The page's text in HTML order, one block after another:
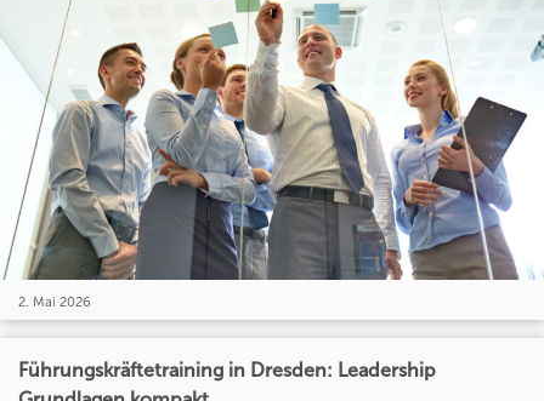
2. Mai 2026
Führungskräftetraining in Dresden: Leadership